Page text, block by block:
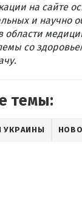
на сайте
и научно
области
со
темы:
УКРАИНЫ